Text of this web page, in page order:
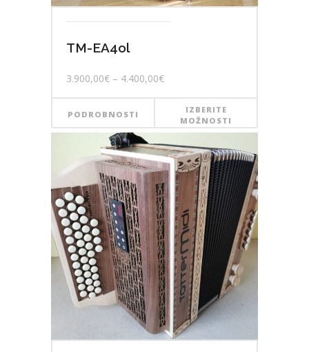
TM-EA4ol
3.900,00€ – 4.400,00€
PODROBNOSTI
IZBERITE
MOŽNOSTI